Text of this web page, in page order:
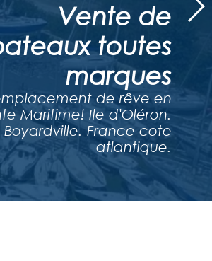
Vente de
toutes
marques
de rêve en
Maritime! Ile d'Oléron.
Boyardville. France cote
atlantique.